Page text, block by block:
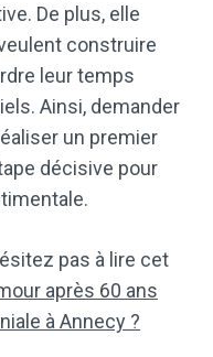
De plus, elle
construire
leur temps
Ainsi, demander
un premier
décisive pour
pas à lire cet
après 60 ans
à Annecy ?